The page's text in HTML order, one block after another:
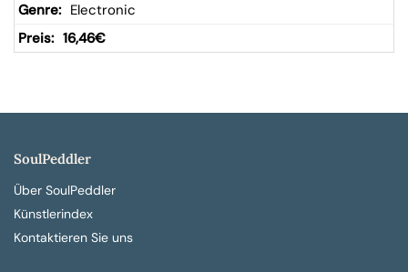
Electronic
16,46€
SoulPeddler
Über SoulPeddler
Künstlerindex
Kontaktieren Sie uns